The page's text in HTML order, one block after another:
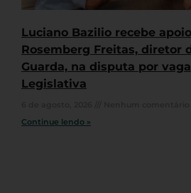
Luciano Bazilio recebe
Rosemberg Freitas, diretor
Guarda, na disputa por
Legislativa
Continue lendo »